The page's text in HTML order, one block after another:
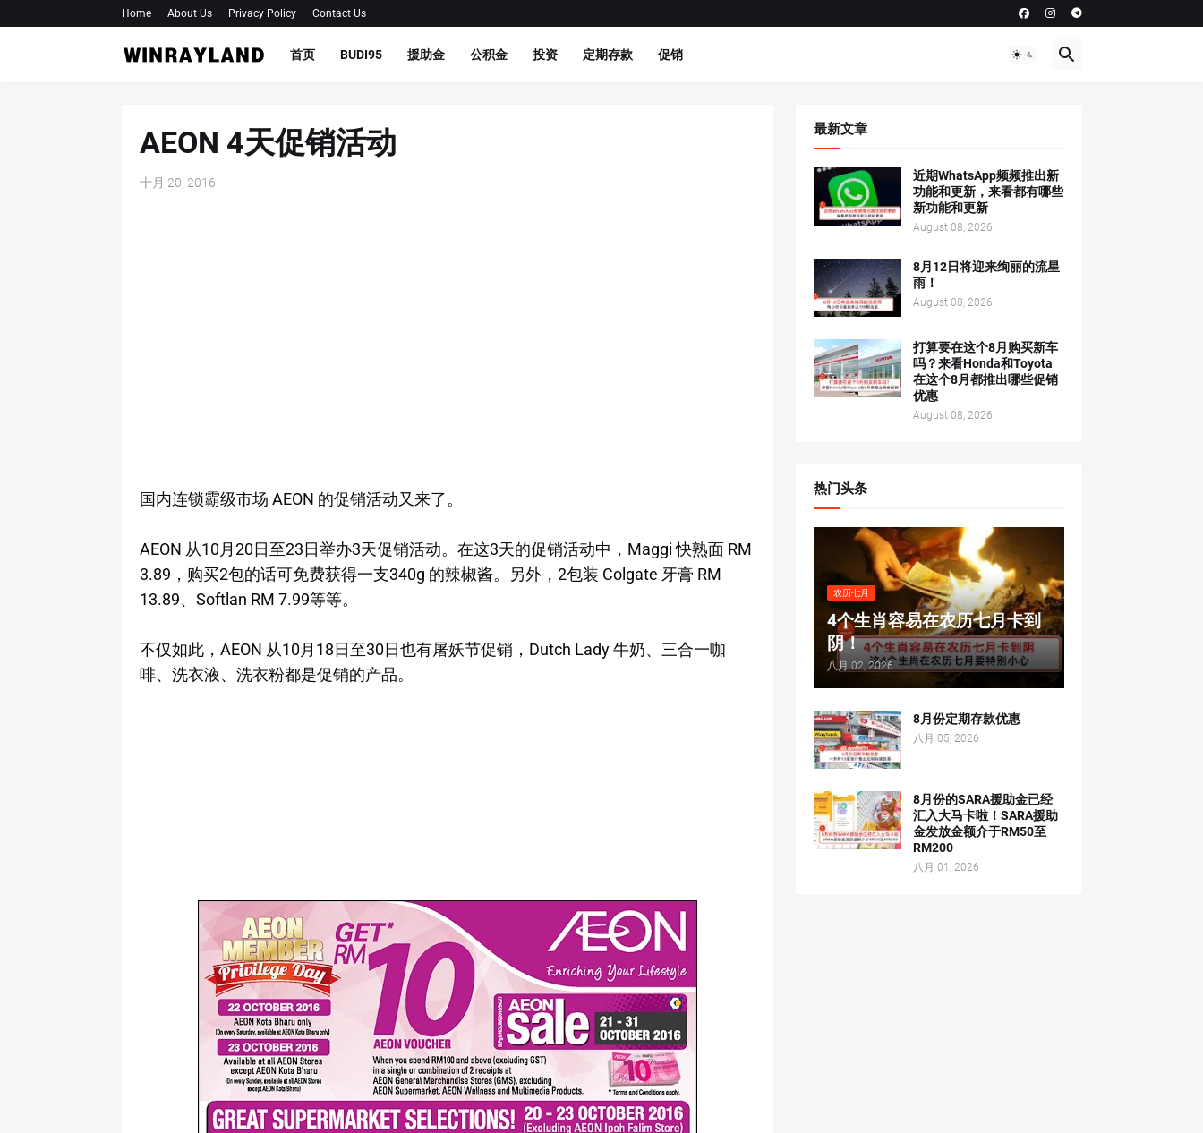
Home About Us Privacy Policy Contact Us
首页 BUDI95 援助金 公积金 投资 定期存款 促销
AEON 4天促销活动
十月 20, 2016
国内连锁霸级市场 AEON 的促销活动又来了。
AEON 从10月20日至23日举办3天促销活动。在这3天的促销活动中，Maggi 快熟面 RM
3.89，购买2包的话可免费获得一支340g 的辣椒酱。另外，2包装 Colgate 牙膏 RM
13.89、Softlan RM 7.99等等。
不仅如此，AEON 从10月18日至30日也有屠妖节促销，Dutch Lady 牛奶、三合一咖
啡、洗衣液、洗衣粉都是促销的产品。
最新文章
近期WhatsApp频频推出新
功能和更新，来看都有哪些
新功能和更新
August 08, 2026
8月12日将迎来绚丽的流星
雨！
August 08, 2026
打算要在这个8月购买新车
吗？来看Honda和Toyota
在这个8月都推出哪些促销
优惠
August 08, 2026
热门头条
农历七月
4个生肖容易在农历七月卡到
阴！
八月 02, 2026
8月份定期存款优惠
八月 05, 2026
8月份的SARA援助金已经
汇入大马卡啦！SARA援助
金发放金额介于RM50至
RM200
八月 01, 2026